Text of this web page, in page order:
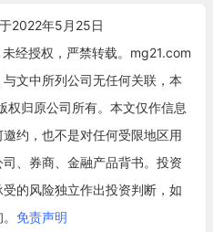
2022年5月25日
经授权，严禁转载。mg21.com
文中所列公司无任何关联，本
归原公司所有。本文仅作信息
约，也不是对任何受限地区用
、券商、金融产品背书。投资
的风险独立作出投资判断，如
免责声明